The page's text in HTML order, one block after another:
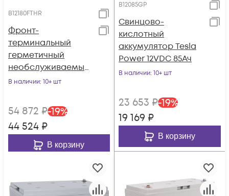
B12180FTHR
Фронт-
терминальный
герметичный
необслуживаемый
аккумулятор Tesla
серия High-rate
В наличии: 10+ шт
54 872 ₽-19%
44 524 ₽
В корзину
B12085GP
Свинцово-
кислотный
аккумулятор Tesla
Power 12VDC 85Ач
В наличии: 10+ шт
23 653 ₽-19%
19 169 ₽
В корзину